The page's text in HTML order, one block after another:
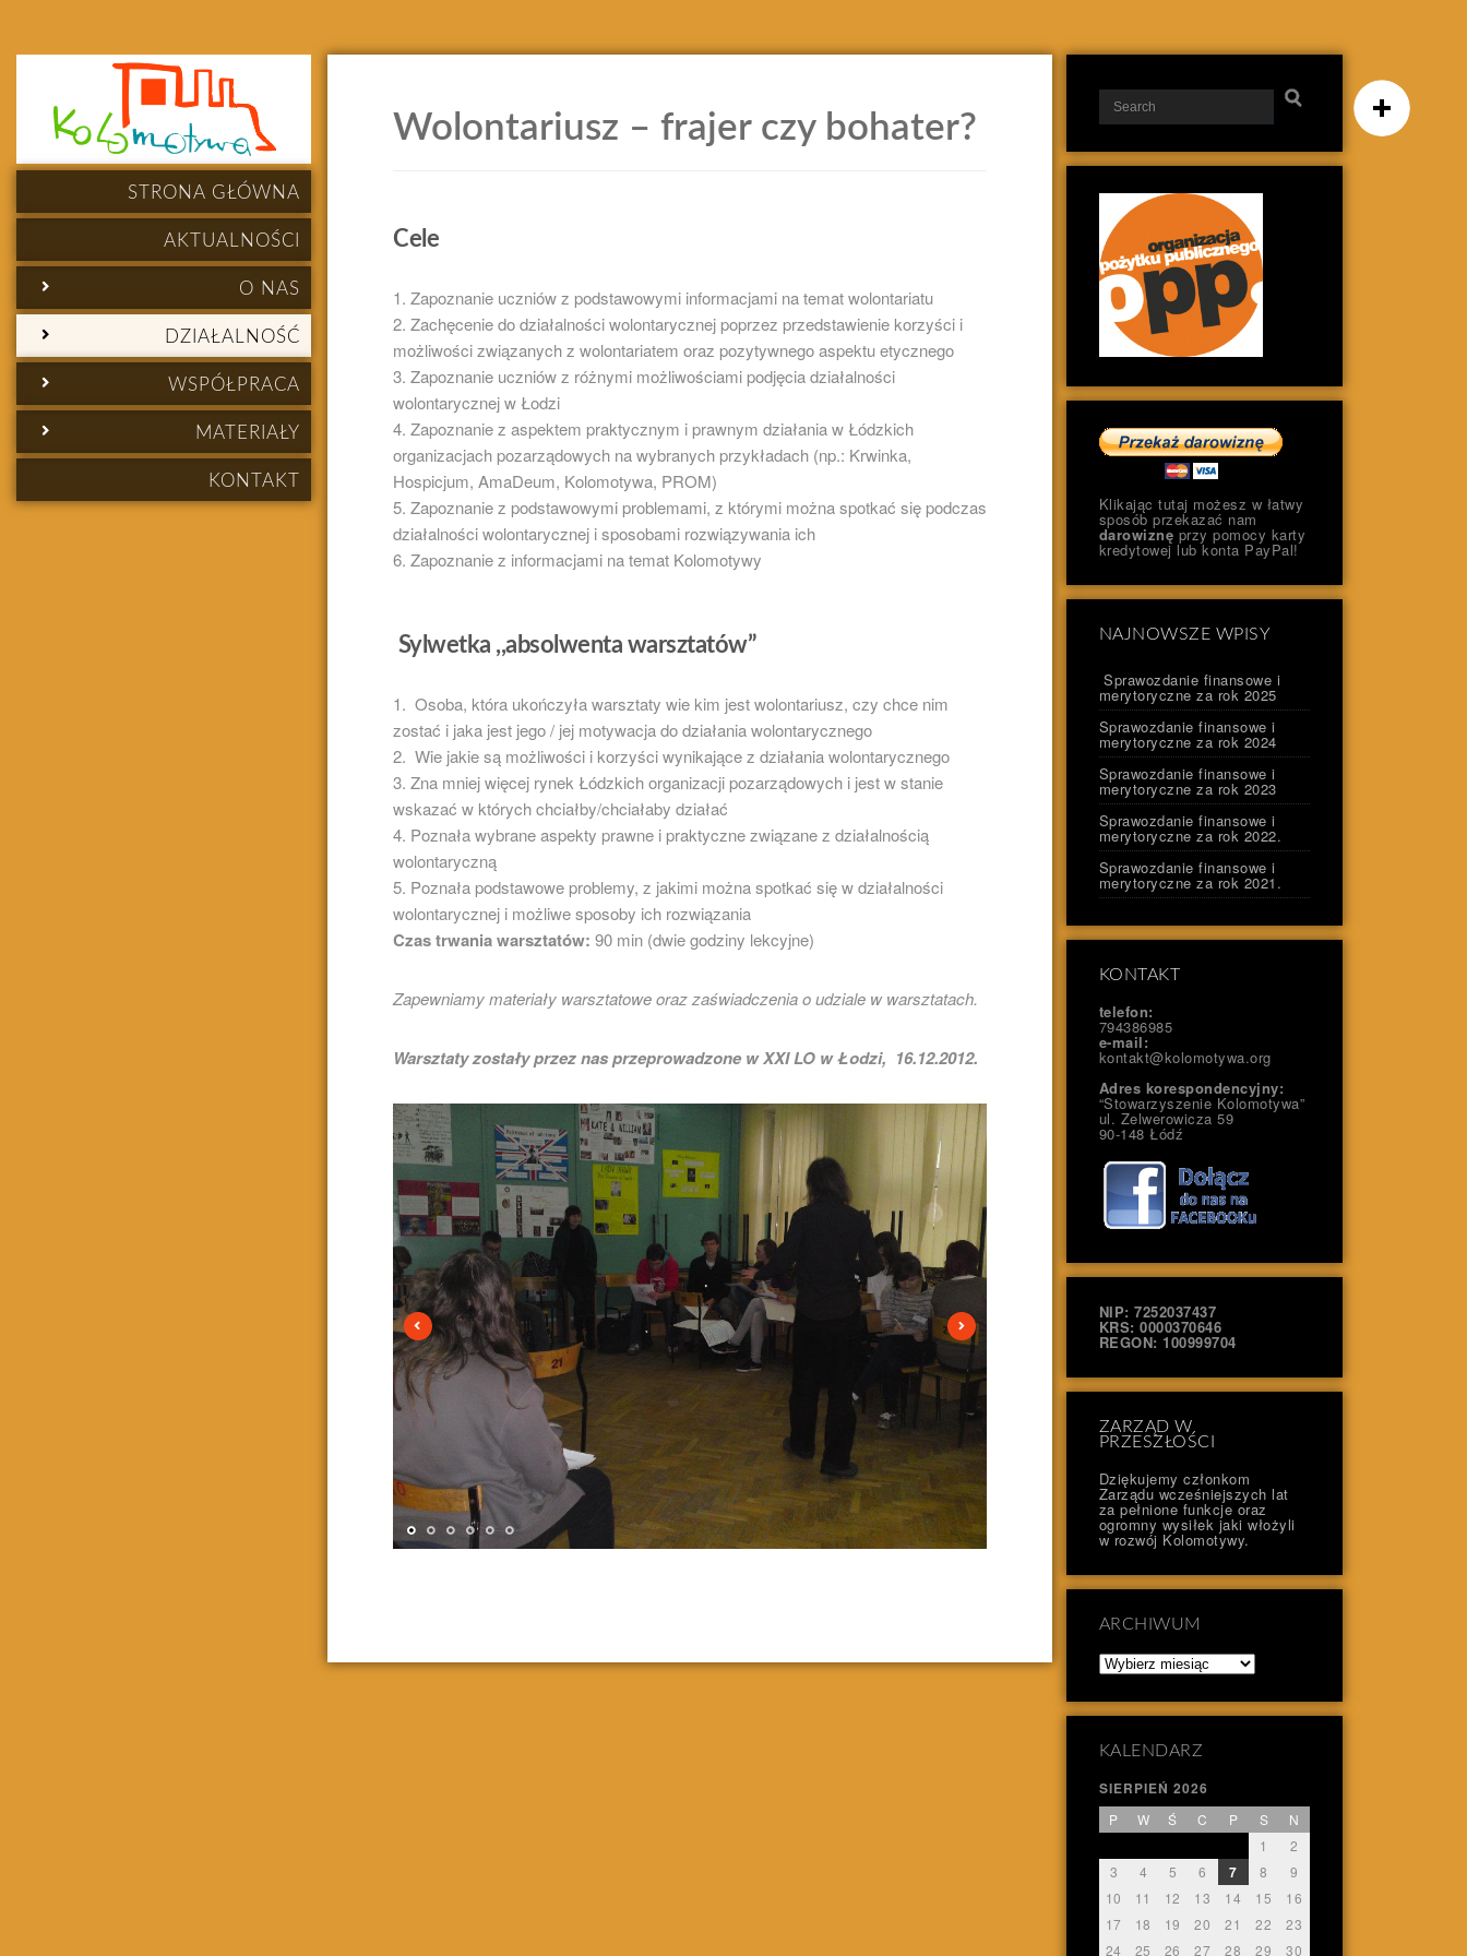
STRONA GŁÓWNA
AKTUALNOŚCI
O NAS
DZIAŁALNOŚĆ
WSPÓŁPRACA
MATERIAŁY
KONTAKT
Wolontariusz – frajer czy bohater?
Cele
Zapoznanie uczniów z podstawowymi informacjami na temat wolontariatu
Zachęcenie do działalności wolontarycznej poprzez przedstawienie korzyści i
możliwości związanych z wolontariatem oraz pozytywnego aspektu etycznego
Zapoznanie uczniów z różnymi możliwościami podjęcia działalności
wolontarycznej w Łodzi
Zapoznanie z aspektem praktycznym i prawnym działania w Łódzkich
organizacjach pozarządowych na wybranych przykładach (np.: Krwinka,
Hospicjum, AmaDeum, Kolomotywa, PROM)
Zapoznanie z podstawowymi problemami, z którymi można spotkać się podczas
działalności wolontarycznej i sposobami rozwiązywania ich
Zapoznanie z informacjami na temat Kolomotywy
Sylwetka ,,absolwenta warsztatów”
Osoba, która ukończyła warsztaty wie kim jest wolontariusz, czy chce nim
zostać i jaka jest jego / jej motywacja do działania wolontarycznego
Wie jakie są możliwości i korzyści wynikające z działania wolontarycznego
Zna mniej więcej rynek Łódzkich organizacji pozarządowych i jest w stanie
wskazać w których chciałby/chciałaby działać
Poznała wybrane aspekty prawne i praktyczne związane z działalnością
wolontaryczną
Poznała podstawowe problemy, z jakimi można spotkać się w działalności
wolontarycznej i możliwe sposoby ich rozwiązania
Czas trwania warsztatów: 90 min (dwie godziny lekcyjne)
Zapewniamy materiały warsztatowe oraz zaświadczenia o udziale w warsztatach.
Warsztaty zostały przez nas przeprowadzone w XXI LO w Łodzi, 16.12.2012.
Klikając tutaj możesz w łatwy
sposób przekazać nam
darowiznę przy pomocy karty
kredytowej lub konta PayPal!
NAJNOWSZE WPISY
Sprawozdanie finansowe i
merytoryczne za rok 2025
Sprawozdanie finansowe i
merytoryczne za rok 2024
Sprawozdanie finansowe i
merytoryczne za rok 2023
Sprawozdanie finansowe i
merytoryczne za rok 2022.
Sprawozdanie finansowe i
merytoryczne za rok 2021.
KONTAKT
telefon:
794386985
e-mail:
kontakt@kolomotywa.org
Adres korespondencyjny:
“Stowarzyszenie Kolomotywa”
ul. Zelwerowicza 59
90-148 Łódź
NIP: 7252037437
KRS: 0000370646
REGON: 100999704
ZARZĄD W
PRZESZŁOŚCI
Dziękujemy członkom
Zarządu wcześniejszych lat
za pełnione funkcje oraz
ogromny wysiłek jaki włożyli
w rozwój Kolomotywy.
ARCHIWUM
Archiwum
KALENDARZ
SIERPIEŃ 2026
P W Ś C P S
N
1
2
3
4 5 6 7 8
9
10
11 12 13 14 15
16
17
18 19 20 21 22
23
24
25 26 27 28 29 30